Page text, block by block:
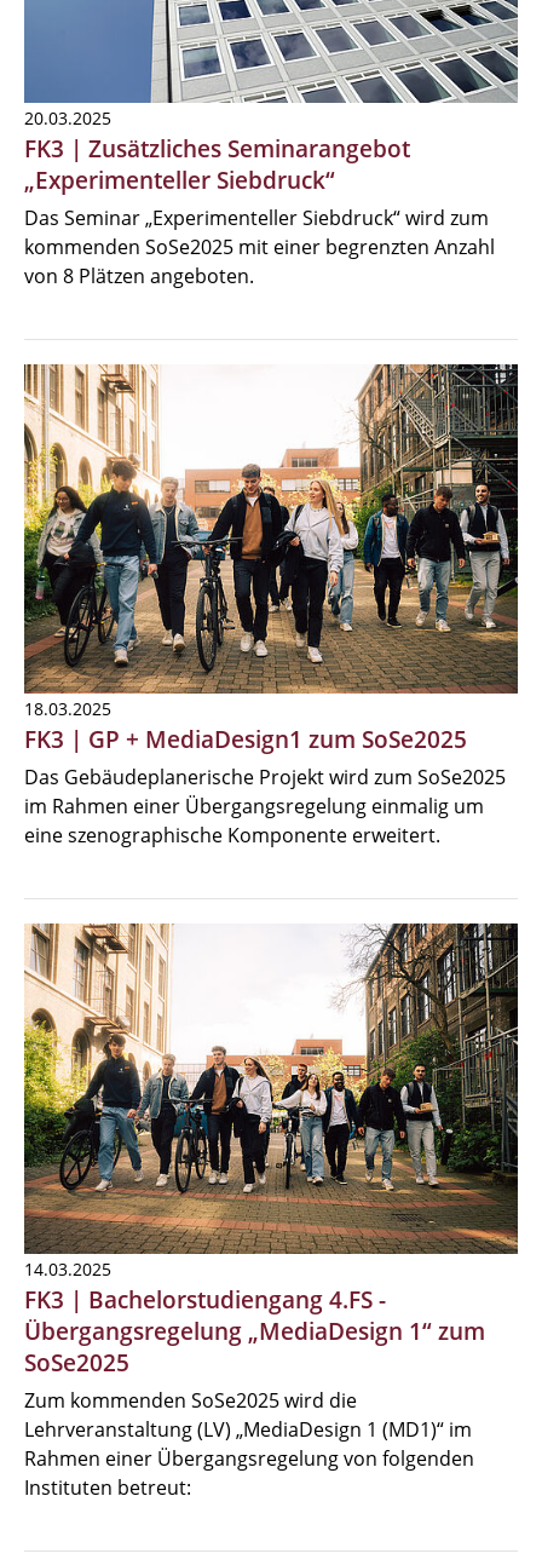
20.03.2025
FK3 | Zusätzliches Seminarangebot
„Experimenteller Siebdruck“
Das Seminar „Experimenteller Siebdruck“ wird zum
kommenden SoSe2025 mit einer begrenzten Anzahl
von 8 Plätzen angeboten.
18.03.2025
FK3 | GP + MediaDesign1 zum SoSe2025
Das Gebäudeplanerische Projekt wird zum SoSe2025
im Rahmen einer Übergangsregelung einmalig um
eine szenographische Komponente erweitert.
14.03.2025
FK3 | Bachelorstudiengang 4.FS -
Übergangsregelung „MediaDesign 1“ zum
SoSe2025
Zum kommenden SoSe2025 wird die
Lehrveranstaltung (LV) „MediaDesign 1 (MD1)“ im
Rahmen einer Übergangsregelung von folgenden
Instituten betreut: